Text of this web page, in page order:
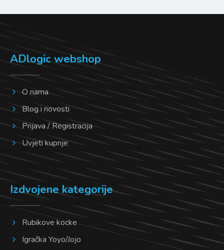
ADlogic webshop
O nama
Blog i novosti
Prijava / Registracija
Uvjeti kupnje
Izdvojene kategorije
Rubikove kocke
Igračka Yoyo/Jojo